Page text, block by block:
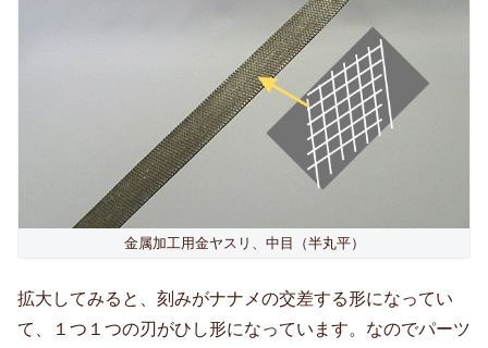
金属加工用金ヤスリ、中目（半丸平）
拡大してみると、刻みがナナメの交差する形になってい
て、１つ１つの刃がひし形になっています。なのでパーツ